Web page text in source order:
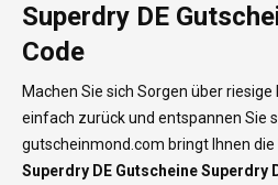
Superdry DE
Code
Machen Sie sich Sorgen über
einfach zurück und entspannen Sie
gutscheinmond.com bringt Ihnen
Superdry DE Gutscheine Superdry